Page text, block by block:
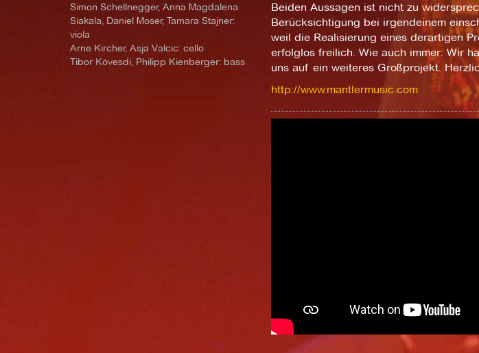
Simon Schellnegger, Anna Magdalena
Siakala, Daniel Moser, Tamara Stajner:
viola
Arne Kircher, Asja Valcic: cello
Tibor Kövesdi, Philipp Kienberger: bass
Beiden Aussagen ist nicht zu
Berücksichtigung bei irgendeinem
weil die Realisierung eines derartigen
erfolglos freilich. Wie auch immer: Wir
uns auf ein weiteres Großprojekt.
http://www.mantlermusic.com